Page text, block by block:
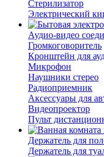
Стерилизатор
Электрический
Аудио-видео
Громкоговоритель
Кронштейн для
Микрофон
Наушники стерео
Радиоприемник
Аксессуары для
Видеопроектор
Пульт
Держатель для
Держатель для